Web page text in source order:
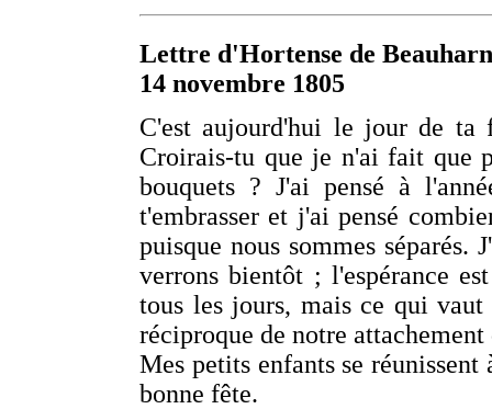
Lettre d'Hortense de
14 novembre 1805
C'est aujourd'hui le jour de ta
Croirais-tu que je n'ai fait que
bouquets ? J'ai pensé à
t'embrasser et j'ai pensé
puisque nous sommes séparés.
verrons bientôt ; l'espérance
tous les jours, mais ce qui
réciproque de notre
Mes petits enfants se
bonne fête.